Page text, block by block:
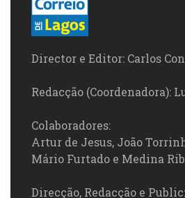
Director e Editor: Carlos
Redacção (Coordenadora):
Colaboradores:
Artur de Jesus, João
Mário Furtado e Medina
Direcção, Redacção e